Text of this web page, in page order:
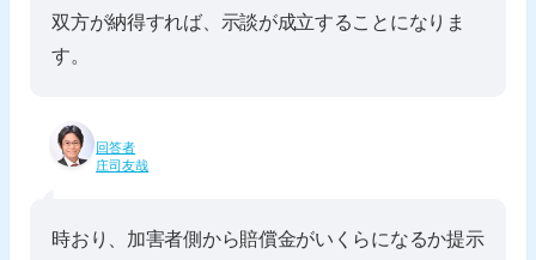
双方が納得すれば、示談が成立することになりま
す。
回答者
庄司友哉
時おり、加害者側から賠償金がいくらになるか提示